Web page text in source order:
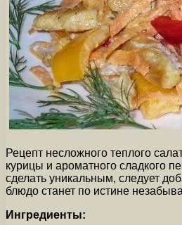
Рецепт несложного теплого
курицы и ароматного сладкого
сделать уникальным, следует
блюдо станет по истине
Ингредиенты: